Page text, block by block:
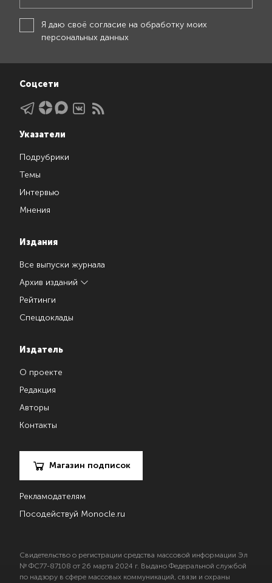
Я даю своё согласие на обработку моих
персональных данных
Соцсети
Указатели
Подрубрики
Темы
Интервью
Мнения
Издания
Все выпуски журнала
Архив изданий
Рейтинги
Спецдоклады
Издатель
О проекте
Редакция
Авторы
Контакты
Магазин подписок
Рекламодателям
Посодействуй Monocle.ru
Свидетельство о регистрации средства массовой информации Эл
№ ФС77-87108 от 26 марта 2024 г. Выдано Федеральной службой
по надзору в сфере массовых коммуникаций, связи и охраны